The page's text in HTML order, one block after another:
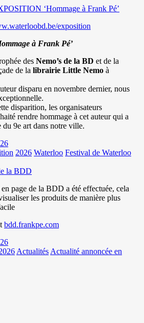
‘Hommage à Frank Pé’
exposition
à Frank Pé’
des Nemo’s de la BD et de la
de la librairie Little Nemo à
disparu en novembre dernier, nous
disparition, les organisateurs
rendre hommage à cet auteur qui a
du 9e art dans notre ville.
2026 Waterloo Festival de Waterloo
la BDD
page de la BDD a été effectuée, cela
les produits de manière plus
bdd.frankpe.com
Actualités Actualité annoncée en